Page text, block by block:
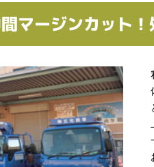
マージンカット